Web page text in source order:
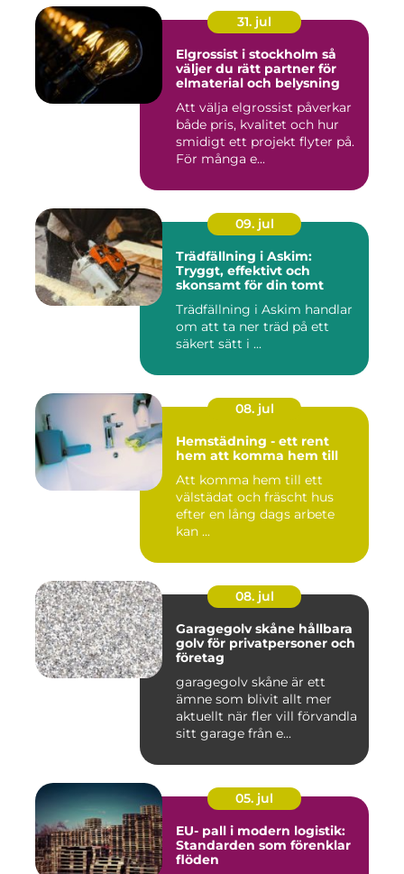
31. jul
Elgrossist i stockholm så
väljer du rätt partner för
elmaterial och belysning
Att välja elgrossist påverkar
både pris, kvalitet och hur
smidigt ett projekt flyter på.
För många e...
09. jul
Trädfällning i Askim:
Tryggt, effektivt och
skonsamt för din tomt
Trädfällning i Askim handlar
om att ta ner träd på ett
säkert sätt i ...
08. jul
Hemstädning - ett rent
hem att komma hem till
Att komma hem till ett
välstädat och fräscht hus
efter en lång dags arbete
kan ...
08. jul
Garagegolv skåne hållbara
golv för privatpersoner och
företag
garagegolv skåne är ett
ämne som blivit allt mer
aktuellt när fler vill förvandla
sitt garage från e...
05. jul
EU- pall i modern logistik:
Standarden som förenklar
flöden